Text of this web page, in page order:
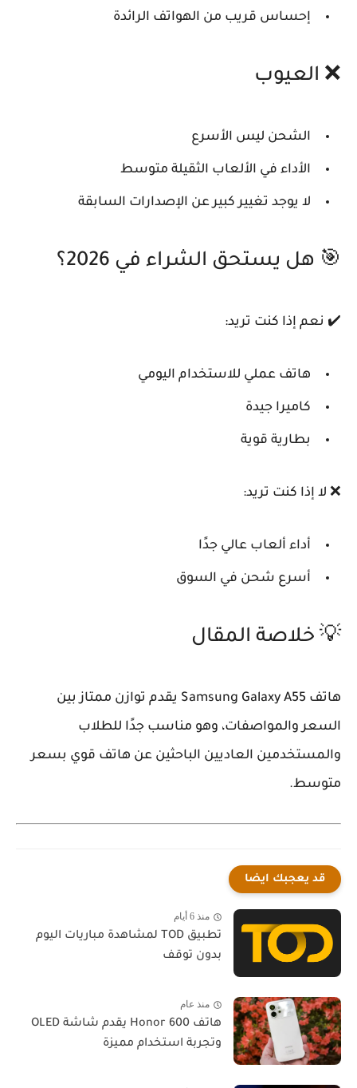
إحساس قريب من الهواتف الرائدة
❌ العيوب
الشحن ليس الأسرع
الأداء في الألعاب الثقيلة متوسط
لا يوجد تغيير كبير عن الإصدارات السابقة
🎯 هل يستحق الشراء في 2026؟
✔️ نعم إذا كنت تريد:
هاتف عملي للاستخدام اليومي
كاميرا جيدة
بطارية قوية
❌ لا إذا كنت تريد:
أداء ألعاب عالي جدًا
أسرع شحن في السوق
💡 خلاصة المقال
هاتف Samsung Galaxy A55 يقدم توازن ممتاز بين
السعر والمواصفات، وهو مناسب جدًا للطلاب
والمستخدمين العاديين الباحثين عن هاتف قوي بسعر
متوسط.
قد يعجبك ايضا
منذ 6 أيام
تطبيق TOD لمشاهدة مباريات اليوم
بدون توقف
منذ عام
هاتف Honor 600 يقدم شاشة OLED
وتجربة استخدام مميزة